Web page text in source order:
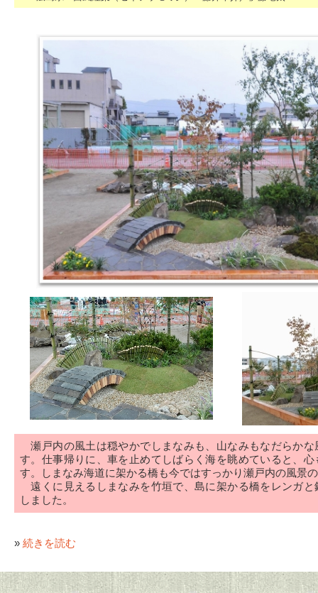
瀬戸内の風土は穏やかでしまなみも、山なみもなだらかな
す。仕事帰りに、車を止めてしばらく海を眺めていると、
す。しまなみ海道に架かる橋も今ではすっかり瀬戸内の風景
遠くに見えるしまなみを竹垣で、島に架かる橋をレンガと
しました。
» 続きを読む